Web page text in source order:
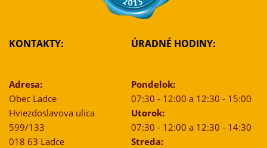
KONTAKTY:
Adresa:
Obec Ladce
Hviezdoslavova ulica
599/133
018 63 Ladce
ÚRADNÉ HODINY:
Pondelok:
07:30 - 12:00 a 12:30 - 15:00
Utorok:
07:30 - 12:00 a 12:30 - 14:30
Streda: